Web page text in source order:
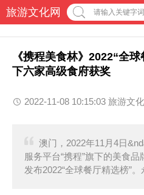
旅游文化网 请输入关键字词
《携程美食林》2022“全
下六家高级食府获奖
2022-11-08 10:15:03 旅游文
澳门，2022年11月4日
服务平台“携程”旗下的美食
发布2022“全球餐厅精选榜”